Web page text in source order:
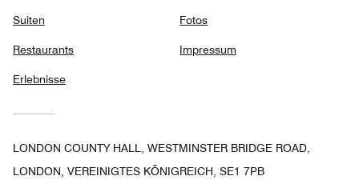
Suiten
Restaurants
Erlebnisse
Fotos
Impressum
LONDON COUNTY HALL, WESTMINSTER BRIDGE ROAD,
LONDON, VEREINIGTES KÖNIGREICH, SE1 7PB